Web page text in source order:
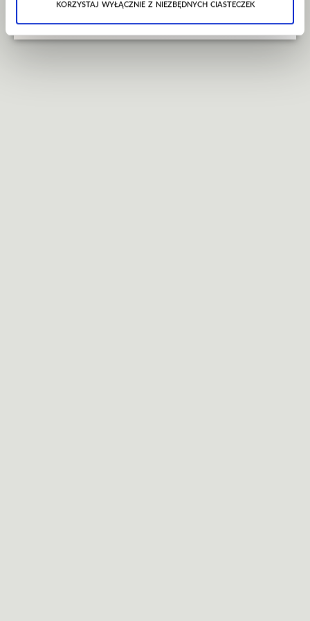
korzystaj wyłącznie z niezbędnych ciasteczek
warszawskich Chmurach! Tajemnicze zachowanie, które podzielają...